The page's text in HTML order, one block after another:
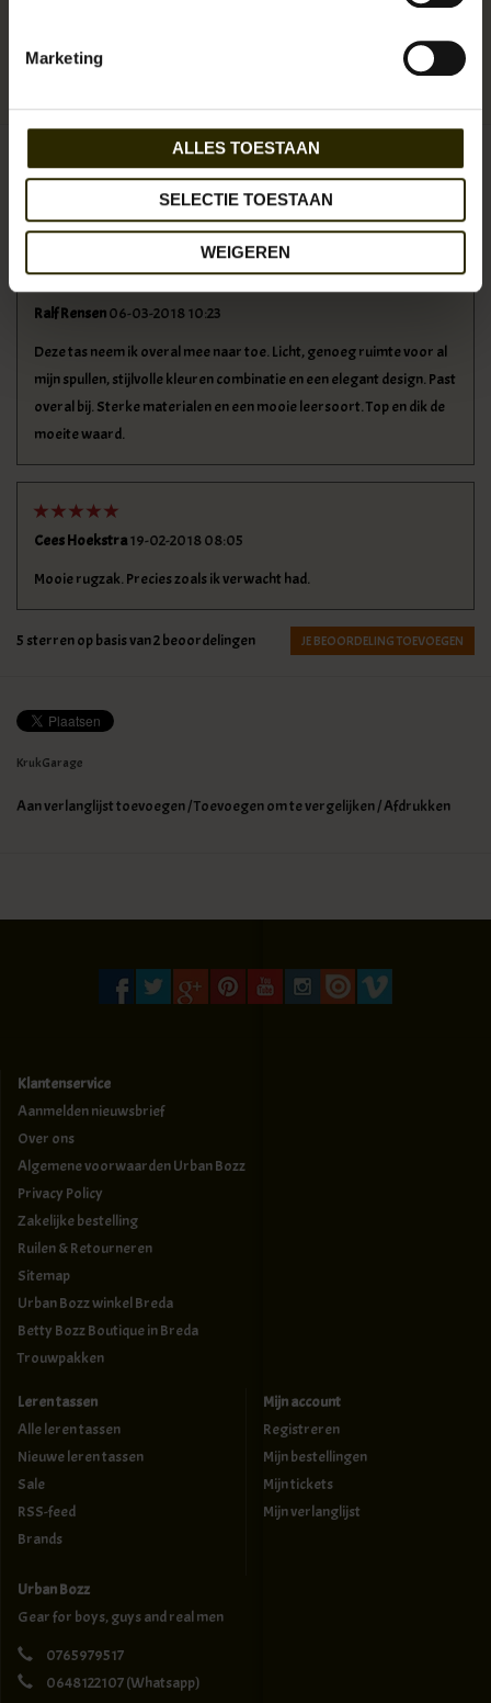
Marketing
ALLES TOESTAAN
SELECTIE TOESTAAN
WEIGEREN
EAN:
€429,95Incl. btw
Ralf Rensen06-03-2018 10:23
Deze tas neem ik overal mee naar toe. Licht, genoeg ruimte voor al
mijn spullen, stijlvolle kleuren combinatie en een elegant design. Past
overal bij. Sterke materialen en een mooie leersoort. Top en dik de
moeite waard.
Cees Hoekstra19-02-2018 08:05
Mooie rugzak. Precies zoals ik verwacht had.
JE BEOORDELING TOEVOEGEN
5 sterren op basis van2beoordelingen
KrukGarage
Aan verlanglijst toevoegen/Toevoegen om te vergelijken/Afdrukken
Klantenservice
Aanmelden nieuwsbrief
Over ons
Algemene voorwaarden Urban Bozz
Privacy Policy
Zakelijke bestelling
Ruilen & Retourneren
Sitemap
Urban Bozz winkel Breda
Betty Bozz Boutique in Breda
Trouwpakken
Leren tassen
Alle leren tassen
Nieuwe leren tassen
Sale
RSS-feed
Brands
Mijn account
Registreren
Mijn bestellingen
Mijn tickets
Mijn verlanglijst
Urban Bozz
Gear for boys, guys and real men
0765979517
0648122107(Whatsapp)